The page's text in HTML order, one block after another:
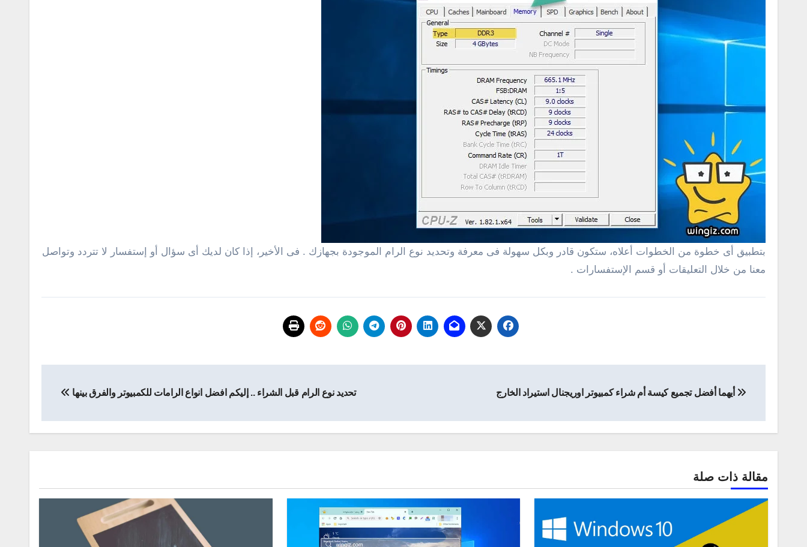
بتطبيق أى خطوة من الخطوات أعلاه، ستكون قادر وبكل سهولة فى معرفة وتحديد نوع الرام الموجودة بجهازك . فى الأخير، إذا كان لديك أى سؤال أو إستفسار لا تتردد وتواصل
معنا من خلال التعليقات أو قسم الإستفسارات .
المقالات
أيهما أفضل تجميع كيسة أم شراء كمبيوتر اوريجنال استيراد الخارج تحديد نوع الرام قبل الشراء .. إليكم افضل انواع الرامات للكمبيوتر والفرق بينها
مقالة ذات صلة